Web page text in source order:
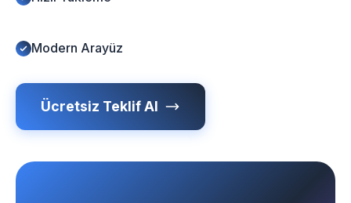
Modern Arayüz
Ücretsiz Teklif Al